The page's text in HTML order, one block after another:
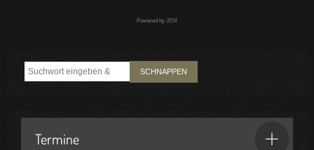
Powered by JEM
SCHNAPPEN
Termine